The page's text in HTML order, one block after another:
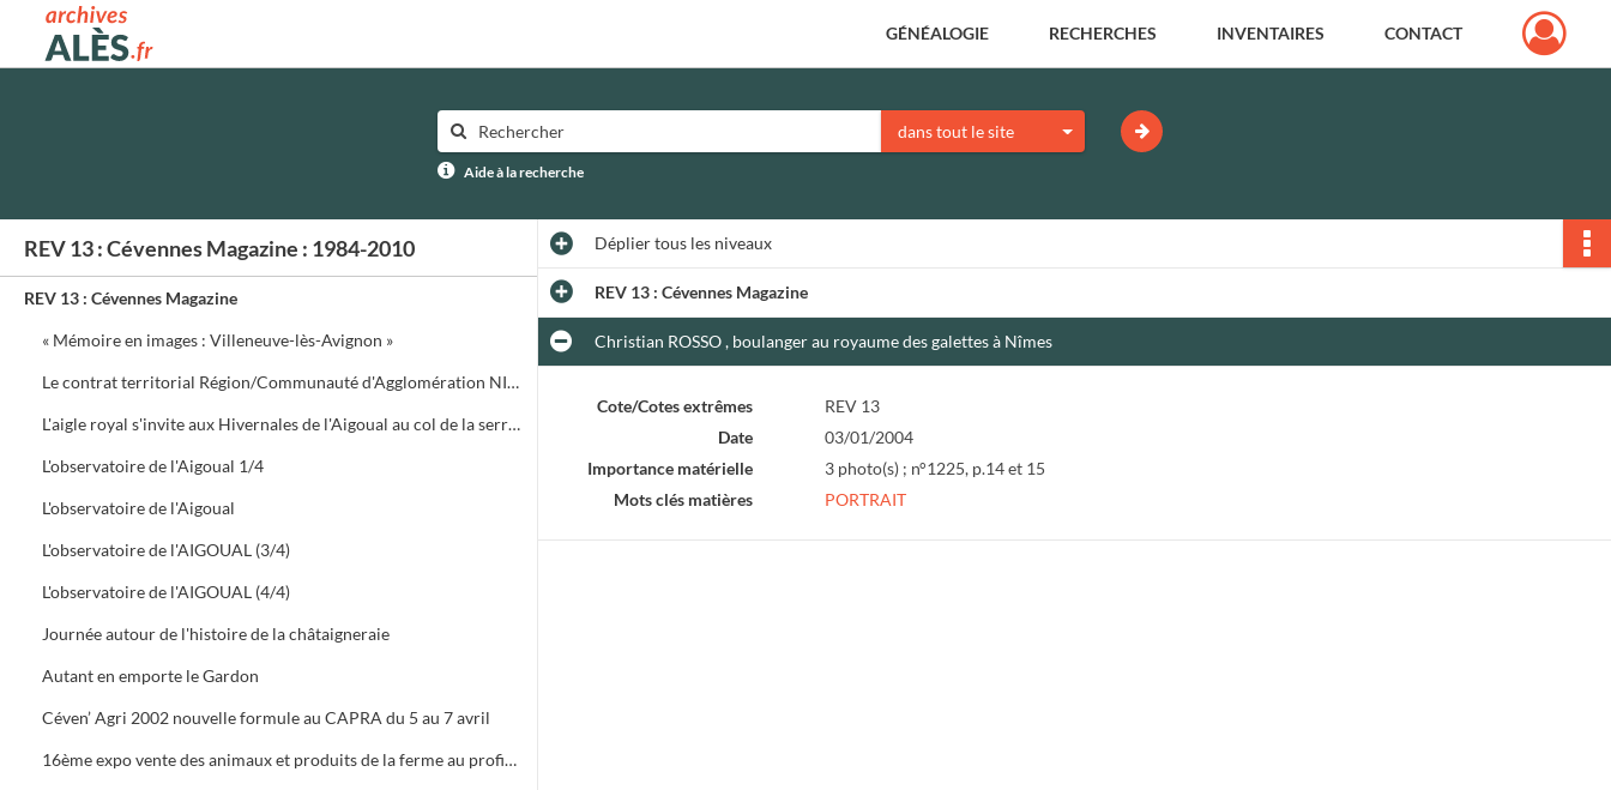
Archives municipales d'Alès GÉNÉALOGIE RECHERCHES INVENTAIRES CONTACT
dans tout le site
Aide à la recherche
REV 13 : Cévennes Magazine : 1984-2010
REV 13 : Cévennes Magazine
« Mémoire en images : Villeneuve-lès-Avignon »
Le contrat territorial Région/Communauté d'Agglomération NIMES Métropole
L'aigle royal s'invite aux Hivernales de l'Aigoual au col de la serreyrède. Programme de la journée
L'observatoire de l'Aigoual 1/4
L'observatoire de l'Aigoual
L'observatoire de l'AIGOUAL (3/4)
L'observatoire de l'AIGOUAL (4/4)
Journée autour de l'histoire de la châtaigneraie
Autant en emporte le Gardon
Céven’ Agri 2002 nouvelle formule au CAPRA du 5 au 7 avril
16ème expo vente des animaux et produits de la ferme au profit des orphelins des sapeurs-pompiers aux halles de Bruèges
Dépliertous les niveaux
REV 13 : Cévennes Magazine
Christian ROSSO , boulanger au royaume des galettes à Nîmes
Cote/Cotes extrêmes
REV 13
Date
03/01/2004
Importance matérielle
3 photo(s) ; n°1225, p.14 et 15
Mots clés matières
PORTRAIT